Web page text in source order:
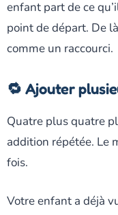
enfant part de ce
point de départ. De
comme un raccourci.
🔁 Ajouter
Quatre plus quatre
addition répétée. Le
fois.
Votre enfant a déjà